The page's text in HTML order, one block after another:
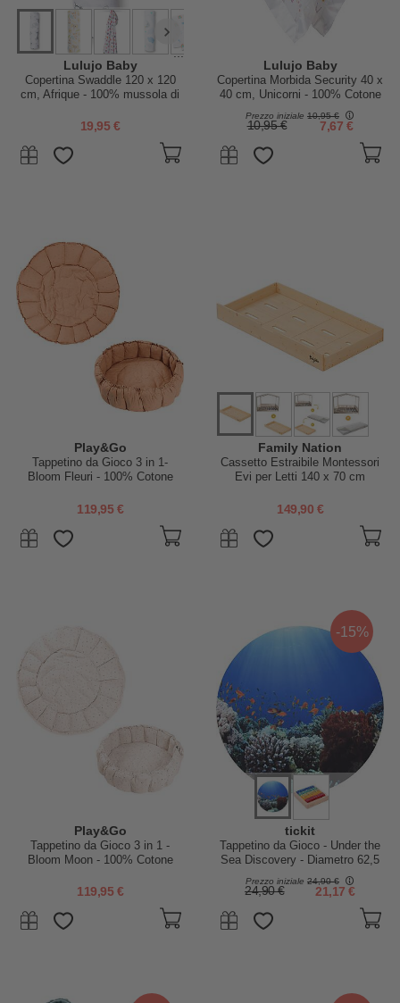
...
Lulujo Baby
Copertina Swaddle 120 x 120
cm, Afrique - 100% mussola di
19,95 €
Lulujo Baby
Copertina Morbida Security 40 x
40 cm, Unicorni - 100% Cotone
Prezzo iniziale 10,95 €
10,95 € 7,67 €
Play&Go
Tappetino da Gioco 3 in 1-
Bloom Fleuri - 100% Cotone
119,95 €
Family Nation
Cassetto Estraibile Montessori
Evi per Letti 140 x 70 cm
149,90 €
Play&Go
Tappetino da Gioco 3 in 1 -
Bloom Moon - 100% Cotone
119,95 €
-15%
tickit
Tappetino da Gioco - Under the
Sea Discovery - Diametro 62,5
Prezzo iniziale 24,90 €
24,90 € 21,17 €